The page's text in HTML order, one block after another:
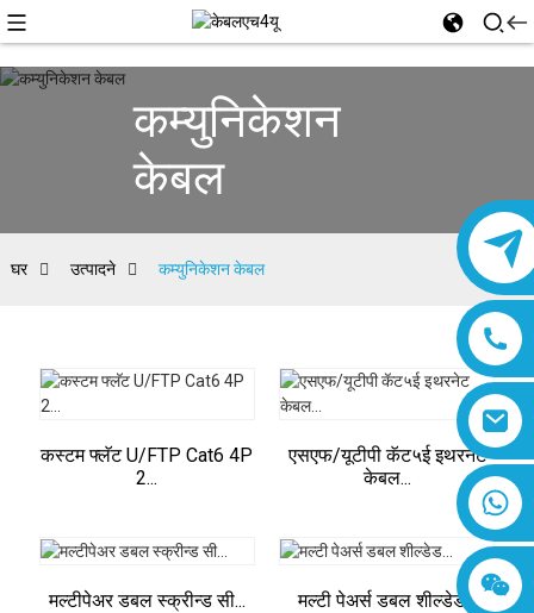
कम्युनिकेशन
केबल
घर उत्पादने कम्युनिकेशन केबल
कस्टम फ्लॅट U/FTP Cat6 4P
2...
एसएफ/यूटीपी कॅट५ई इथरनेट
केबल...
मल्टीपेअर डबल स्क्रीन्ड सी... मल्टी पेअर्स डबल शील्डेड...